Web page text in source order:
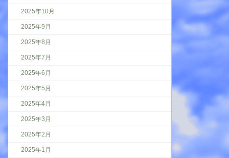
2025年10月
2025年9月
2025年8月
2025年7月
2025年6月
2025年5月
2025年4月
2025年3月
2025年2月
2025年1月